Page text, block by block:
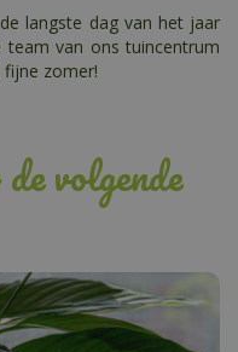
langste dag van het jaar
van ons tuincentrum
fijne zomer!
volgende